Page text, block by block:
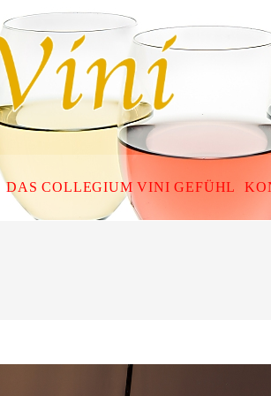
DAS COLLEGIUM VINI GEFÜHL